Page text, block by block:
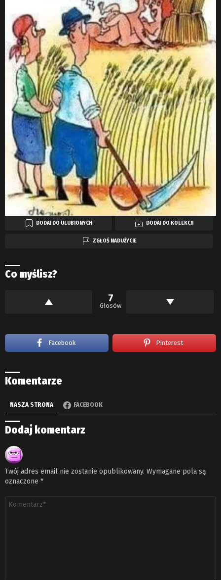
DODAJ DO ULUBIONYCH DODAJ DO KOLEKCJI
ZGŁOŚ NADUŻYCIE
Co myślisz?
7
Głosów
Facebook Pinterest
Komentarze
NASZA STRONA FACEBOOK
Dodaj komentarz
Twój adres email nie zostanie opublikowany. Wymagane pola są
oznaczone *
Komentarz